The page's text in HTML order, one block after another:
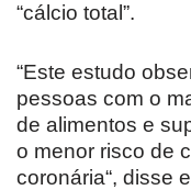
“cálcio total”.
“Este estudo
pessoas com o
de alimentos e
o menor risco de
coronária“, disse